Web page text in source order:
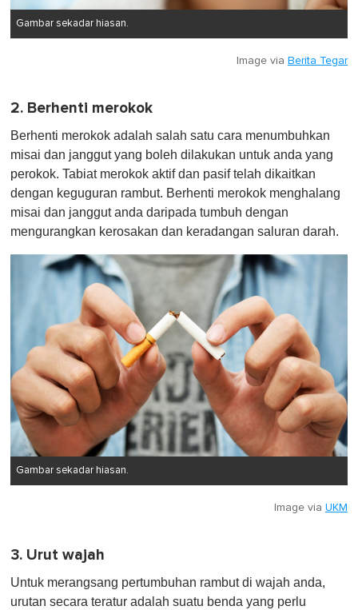
Gambar sekadar hiasan.
Image via Berita Tegar
2. Berhenti merokok
Berhenti merokok adalah salah satu cara menumbuhkan
misai dan janggut yang boleh dilakukan untuk anda yang
perokok. Tabiat merokok aktif dan pasif telah dikaitkan
dengan keguguran rambut. Berhenti merokok menghalang
misai dan janggut anda daripada tumbuh dengan
mengurangkan kerosakan dan keradangan saluran darah.
Gambar sekadar hiasan.
Image via UKM
3. Urut wajah
Untuk merangsang pertumbuhan rambut di wajah anda,
urutan secara teratur adalah suatu benda yang perlu